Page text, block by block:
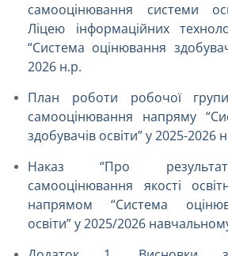
самооцінювання системи
Ліцею інформаційних
“Система оцінювання
2026 н.р.
План роботи робочої
самооцінювання напряму
здобувачів освіти” у 2025-2026
Наказ “Про
самооцінювання якості
напрямом “Система
освіти” у 2025/2026